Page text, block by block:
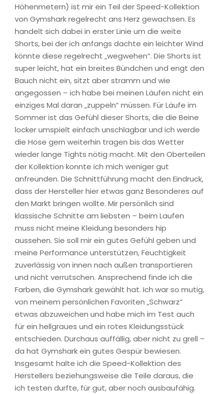
Höhenmetern) ist mir ein Teil der Speed-Kollektion
von Gymshark regelrecht ans Herz gewachsen. Es
handelt sich dabei in erster Linie um die weite
Shorts, bei der ich anfangs dachte ein leichter Wind
könnte diese regelrecht „wegwehen“. Die Shorts ist
super leicht, hat ein breites Bündchen und engt den
Bauch nicht ein, sitzt aber stramm und wie
angegossen – ich habe bei meinen Läufen nicht ein
einziges Mal daran „zuppeln“ müssen. Für Läufe im
Sommer ist das Gefühl dieser Shorts, die die Beine
locker umspielt einfach unschlagbar und ich werde
die Hose gern weiterhin tragen bis das Wetter
wieder lange Tights nötig macht. Mit den Oberteilen
der Kollektion konnte ich mich weniger gut
anfreunden. Die Schnittführung macht den Eindruck,
dass der Hersteller hier etwas ganz Besonderes auf
den Markt bringen wollte. Mir persönlich sind
klassische Schnitte am liebsten – beim Laufen
muss nicht meine Kleidung besonders hip
aussehen. Sie soll mir ein gutes Gefühl geben und
meine Performance unterstützen, Feuchtigkeit
zuverlässig von innen nach außen transportieren
und nicht verrutschen. Ansprechend finde ich die
Farben, die Gymshark gewählt hat. Ich war so mutig,
von meinem persönlichen Favoriten „Schwarz“
etwas abzuweichen und habe mich im Test auch
für ein hellgraues und ein rotes Kleidungsstück
entschieden. Durchaus auffällig, aber nicht zu grell –
da hat Gymshark ein gutes Gespür bewiesen.
Insgesamt halte ich die Speed-Kollektion des
Herstellers beziehungsweise die Teile daraus, die
ich testen durfte, für gut, aber noch ausbaufähig.